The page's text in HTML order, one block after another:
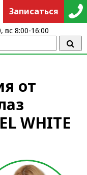
от
WНIТЕ
Записаться
вс 8:00-16:00